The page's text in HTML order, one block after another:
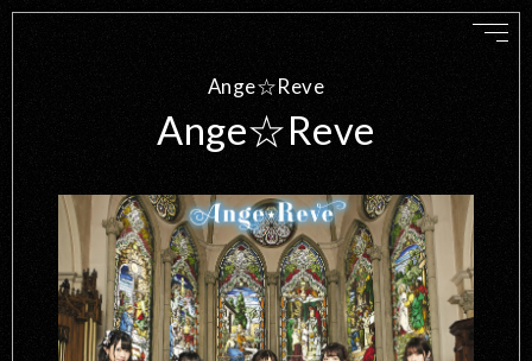
Ange☆Reve
Ange☆Reve